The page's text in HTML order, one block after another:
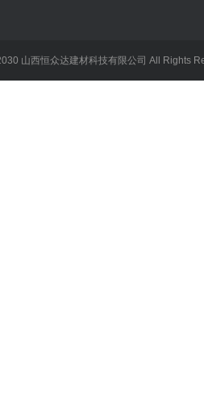
山西恒众达建材科技有限公司 All Rights